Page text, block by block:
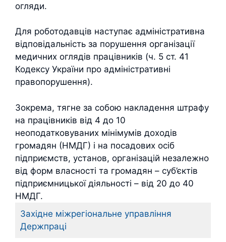
огляди.
Для роботодавців наступає адміністративна
відповідальність за порушення організації
медичних оглядів працівників (ч. 5 ст. 41
Кодексу України про адміністративні
правопорушення).
Зокрема, тягне за собою накладення штрафу
на працівників від 4 до 10
неоподатковуваних мінімумів доходів
громадян (НМДГ) і на посадових осіб
підприємств, установ, організацій незалежно
від форм власності та громадян – суб’єктів
підприємницької діяльності – від 20 до 40
НМДГ.
Західне міжрегіональне управління
Держпраці